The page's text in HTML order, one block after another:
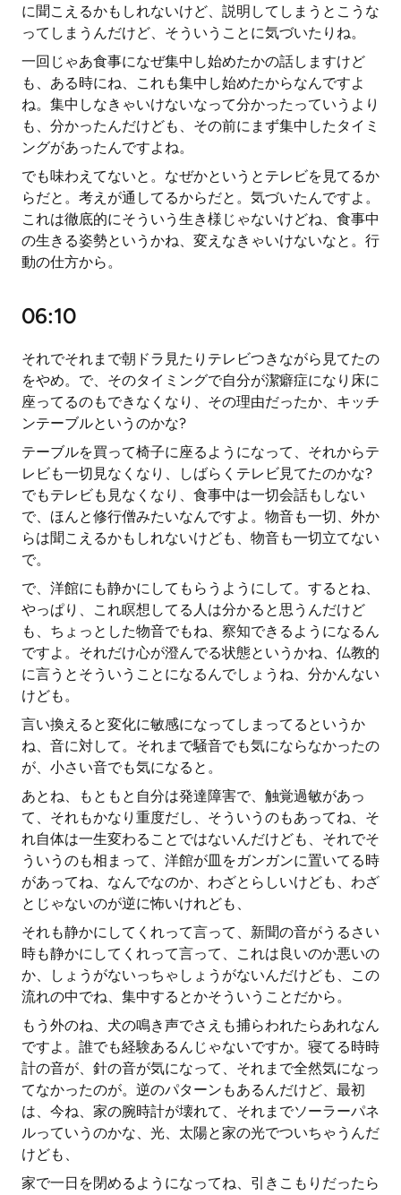
に聞こえるかもしれないけど、説明してしまうとこうな
ってしまうんだけど、そういうことに気づいたりね。
一回じゃあ食事になぜ集中し始めたかの話しますけど
も、ある時にね、これも集中し始めたからなんですよ
ね。集中しなきゃいけないなって分かったっていうより
も、分かったんだけども、その前にまず集中したタイミ
ングがあったんですよね。
でも味わえてないと。なぜかというとテレビを見てるか
らだと。考えが通してるからだと。気づいたんですよ。
これは徹底的にそういう生き様じゃないけどね、食事中
の生きる姿勢というかね、変えなきゃいけないなと。行
動の仕方から。
06:10
それでそれまで朝ドラ見たりテレビつきながら見てたの
をやめ。で、そのタイミングで自分が潔癖症になり床に
座ってるのもできなくなり、その理由だったか、キッチ
ンテーブルというのかな?
テーブルを買って椅子に座るようになって、それからテ
レビも一切見なくなり、しばらくテレビ見てたのかな?
でもテレビも見なくなり、食事中は一切会話もしない
で、ほんと修行僧みたいなんですよ。物音も一切、外か
らは聞こえるかもしれないけども、物音も一切立てない
で。
で、洋館にも静かにしてもらうようにして。するとね、
やっぱり、これ瞑想してる人は分かると思うんだけど
も、ちょっとした物音でもね、察知できるようになるん
ですよ。それだけ心が澄んでる状態というかね、仏教的
に言うとそういうことになるんでしょうね、分かんない
けども。
言い換えると変化に敏感になってしまってるというか
ね、音に対して。それまで騒音でも気にならなかったの
が、小さい音でも気になると。
あとね、もともと自分は発達障害で、触覚過敏があっ
て、それもかなり重度だし、そういうのもあってね、そ
れ自体は一生変わることではないんだけども、それでそ
ういうのも相まって、洋館が皿をガンガンに置いてる時
があってね、なんでなのか、わざとらしいけども、わざ
とじゃないのが逆に怖いけれども、
それも静かにしてくれって言って、新聞の音がうるさい
時も静かにしてくれって言って、これは良いのか悪いの
か、しょうがないっちゃしょうがないんだけども、この
流れの中でね、集中するとかそういうことだから。
もう外のね、犬の鳴き声でさえも捕らわれたらあれなん
ですよ。誰でも経験あるんじゃないですか。寝てる時時
計の音が、針の音が気になって、それまで全然気になっ
てなかったのが。逆のパターンもあるんだけど、最初
は、今ね、家の腕時計が壊れて、それまでソーラーパネ
ルっていうのかな、光、太陽と家の光でついちゃうんだ
けども、
家で一日を閉めるようになってね、引きこもりだったら